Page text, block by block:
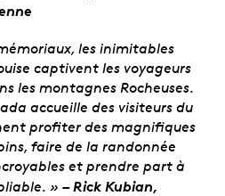
les inimitables
captivent les voyageurs
les montagnes Rocheuses.
accueille des visiteurs du
profiter des magnifiques
faire de la randonnée
et prendre part à
» – Rick Kubian,